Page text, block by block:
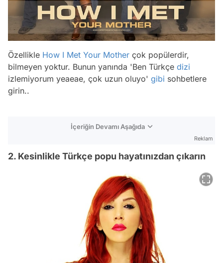
Özellikle How I Met Your Mother çok popülerdir,
bilmeyen yoktur. Bunun yanında 'Ben Türkçe dizi
izlemiyorum yeaeae, çok uzun oluyo' gibi sohbetlere
girin..
İçeriğin Devamı Aşağıda
Reklam
2. Kesinlikle Türkçe popu hayatınızdan çıkarın